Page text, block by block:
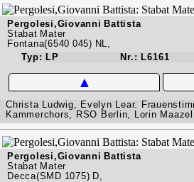
Pergolesi,Giovanni Battista
Stabat Mater
Fontana(6540 045) NL,
Typ: LP
Nr.: L6161
▲
Christa Ludwig, Evelyn Lear.
Kammerchors, RSO Berlin, Lorin Maazel.
Pergolesi,Giovanni Battista
Stabat Mater
Decca(SMD 1075) D,